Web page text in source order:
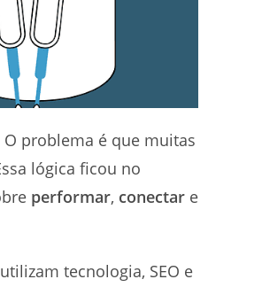
problema é que muitas
lógica ficou no
performar, conectar e
tecnologia, SEO e